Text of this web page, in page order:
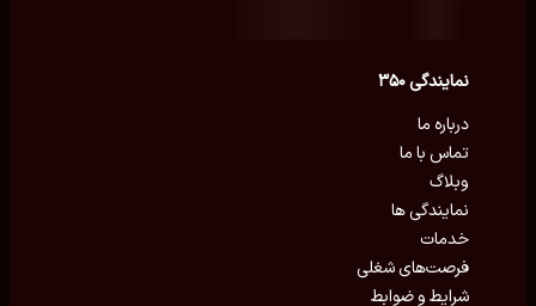
نمایندگی ۳۵۰
درباره ما
تماس با ما
وبلاگ
نمایندگی ها
خدمات
فرصت‌های شغلی
شرایط و ضوابط